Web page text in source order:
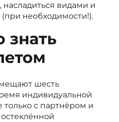
насладиться видами и
необходимости!).
знать
шесть
индивидуальной
только с партнёром и